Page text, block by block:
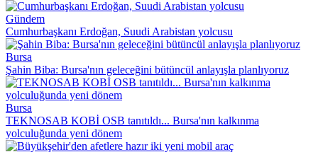
Gündem
Cumhurbaşkanı Erdoğan, Suudi Arabistan yolcusu
Bursa
Şahin Biba: Bursa'nın geleceğini bütüncül anlayışla planlıyoruz
Bursa
TEKNOSAB KOBİ OSB tanıtıldı... Bursa'nın kalkınma
yolculuğunda yeni dönem